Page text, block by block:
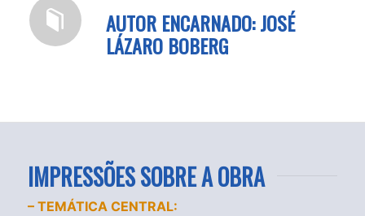
AUTOR ENCARNADO: JOSÉ
LÁZARO BOBERG
IMPRESSÕES SOBRE A OBRA
– TEMÁTICA CENTRAL: